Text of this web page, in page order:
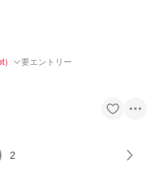
） 要エントリー
2